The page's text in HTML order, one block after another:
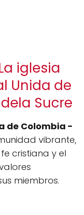
iglesia
Unida de
Sucre
de Colombia -
vibrante,
cristiana y el
miembros.